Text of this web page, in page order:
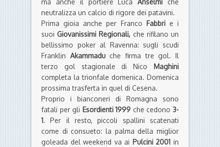
ma anche il portiere LucaAnselmi che
neutralizza un calcio di rigore dei patavini.
Prima gioia anche per Franco Fabbri e i
suoiGiovanissimi Regionali, che rifilano un
bellissimo poker al Ravenna: sugli scudi
Franklin Akammadu che firma tre gol. Il
terzo gol stagionale di Nico Maghini
completa la trionfale domenica. Domenica
prossima trasferta in quel di Cesena.
Proprio i bianconeri di Romagna sono
fatali per gli Esordienti 1999 che cedono3-
1. Per il resto, piccoli spallini scatenati
come di consueto: la palma della miglior
goleada del weekend va ai Pulcini 2001 in